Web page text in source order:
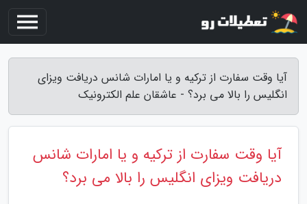
آیا وقت سفارت از ترکیه و یا امارات شانس دریافت ویزای
انگلیس را بالا می برد؟ - عاشقان علم الکترونیک
آیا وقت سفارت از ترکیه و یا امارات شانس
دریافت ویزای انگلیس را بالا می برد؟